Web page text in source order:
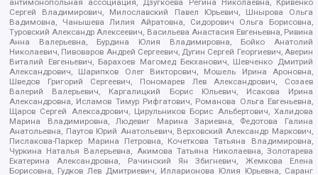
антимонопольная ассоциация, Дзугкоева Регина Николаевна, Кривенко
Сергей Владимирович, Милославский Павел Юрьевич, Шнырова Ольга
Вадимовна, Чанышева Лилия Айратовна, Сидорович Ольга Борисовна,
Туровский Александр Алексеевич, Васильева Анастасия Евгеньевна, Ривина
Анна Валерьевна, Бурдина Юлия Владимировна, Бойко Анатолий
Николаевич, Пивоваров Андрей Сергеевич, Дугин Сергей Георгиевич, Аверин
Виталий Евгеньевич, Барахоев Магомед Бекханович, Шевченко Дмитрий
Александрович, Шарипков Олег Викторович, Мошель Ирина Ароновна,
Шведов Григорий Сергеевич, Пономарев Лев Александрович, Созаев
Валерий Валерьевич, Каргалицкий Борис Юльевич, Исакова Ирина
Александровна, Исламов Тимур Рифгатович, Романова Ольга Евгеньевна,
Щаров Сергей Алексадрович, Цирульников Борис Альбертович, Халидова
Марина Владимировна, Людевиг Марина Зариевна, Федотова Галина
Анатольевна, Паутов Юрий Анатольевич, Верховский Александр Маркович,
Пислакова-Паркер Марина Петровна, Кочеткова Татьяна Владимировна,
Чуркина Наталья Валерьевна, Акимова Татьяна Николаевна, Золотарева
Екатерина Александровна, Рачинский Ян Збигневич, Жемкова Елена
Борисовна, Гудков Лев Дмитриевич, Илларионова Юлия Юрьевна, Саранг